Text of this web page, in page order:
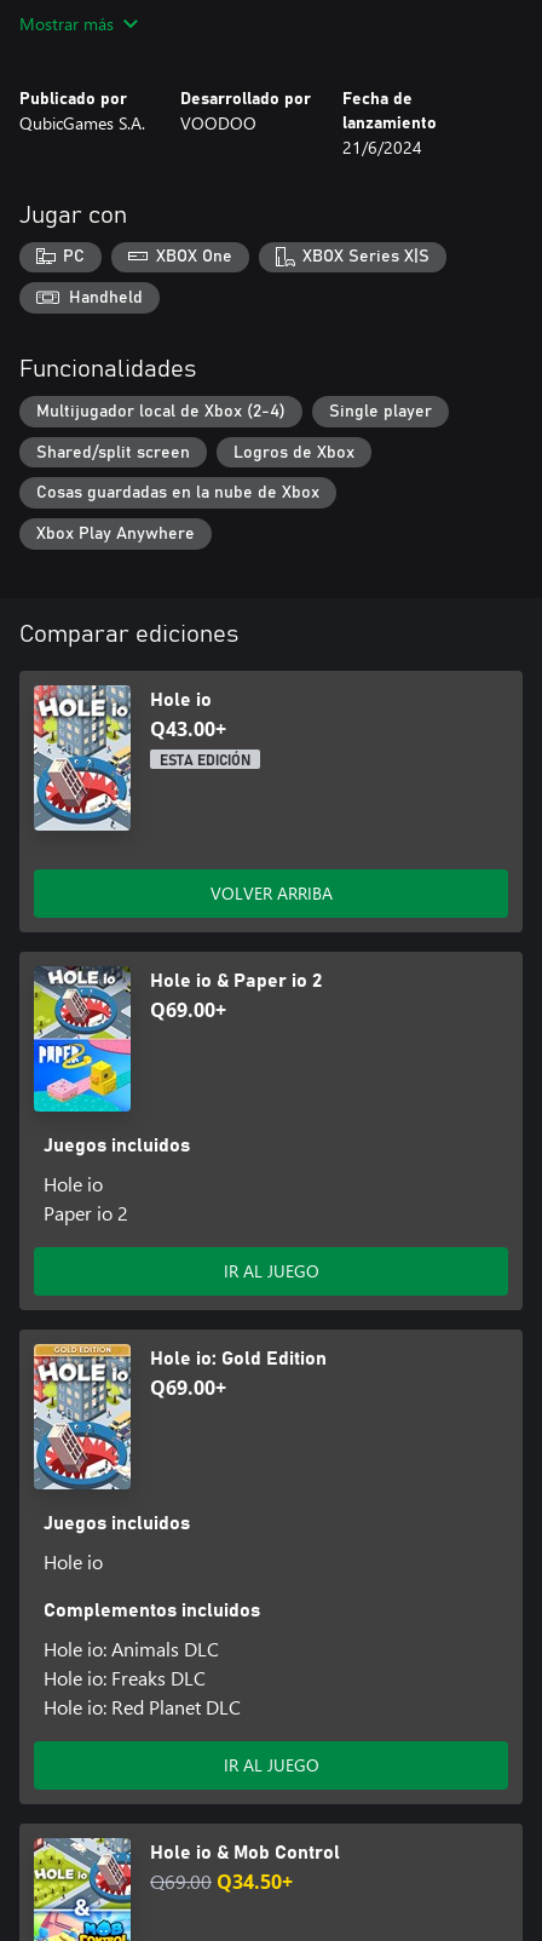
Mostrar más
Publicado por
QubicGames S.A.
Desarrollado por
VOODOO
Fecha de
lanzamiento
21/6/2024
Jugar con
PC XBOX One XBOX Series X|S
Handheld
Funcionalidades
Multijugador local de Xbox (2-4) Single player
Shared/split screen Logros de Xbox
Cosas guardadas en la nube de Xbox
Xbox Play Anywhere
Comparar ediciones
Hole io
Q43.00+
ESTA EDICIÓN
VOLVER ARRIBA
Hole io & Paper io 2
Q69.00+
Juegos incluidos
Hole io
Paper io 2
IR AL JUEGO
Hole io: Gold Edition
Q69.00+
Juegos incluidos
Hole io
Complementos incluidos
Hole io: Animals DLC
Hole io: Freaks DLC
Hole io: Red Planet DLC
IR AL JUEGO
Hole io & Mob Control
Q69.00 Q34.50+